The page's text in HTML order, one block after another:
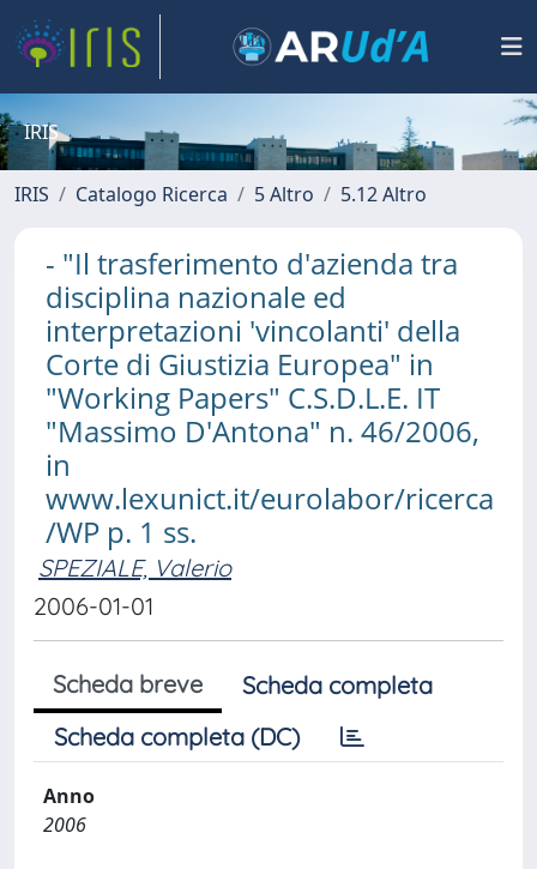
IRIS
IRIS Catalogo Ricerca 5 Altro 5.12 Altro
- "Il trasferimento d'azienda tra
disciplina nazionale ed
interpretazioni 'vincolanti' della
Corte di Giustizia Europea" in
"Working Papers" C.S.D.L.E. IT
"Massimo D'Antona" n. 46/2006,
in
www.lexunict.it/eurolabor/ricerca
/WP p. 1 ss.
SPEZIALE, Valerio
2006-01-01
Scheda breve
Scheda completa
Scheda completa (DC)
Anno
2006